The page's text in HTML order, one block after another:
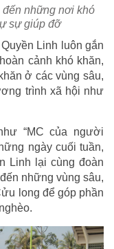
những nơi khó
sự giúp đỡ
Linh luôn gắn
cảnh khó khăn,
ở các vùng sâu,
trình xã hội như
“MC của người
ngày cuối tuần,
Linh lại cùng đoàn
những vùng sâu,
long để góp phần